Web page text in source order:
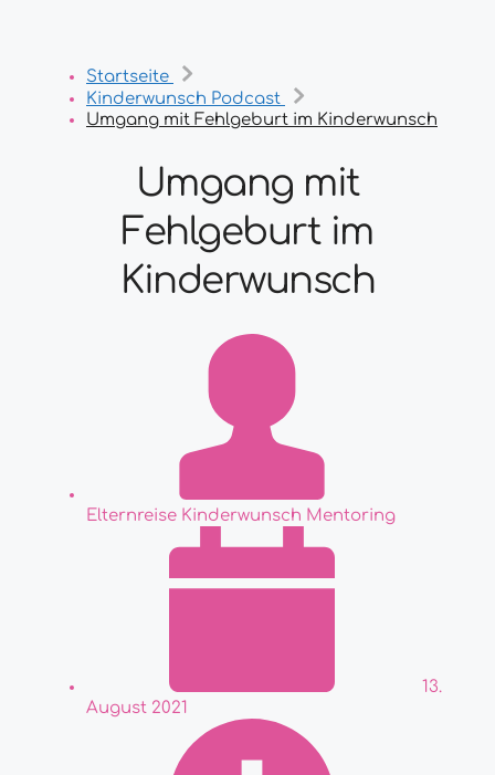
Startseite
Kinderwunsch Podcast
Umgang mit Fehlgeburt im Kinderwunsch
Umgang mit
Fehlgeburt im
Kinderwunsch
Elternreise Kinderwunsch Mentoring
13.
August 2021